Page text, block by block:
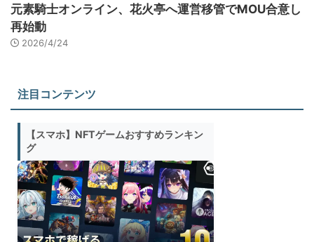
元素騎士オンライン、花火亭へ運営移管でMOU合意し
再始動
2026/4/24
注目コンテンツ
【スマホ】NFTゲームおすすめランキン
グ